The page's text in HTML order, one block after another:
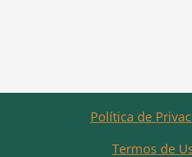
Política de
Termos de